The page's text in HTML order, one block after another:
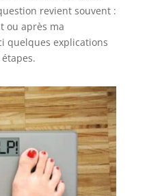
revient souvent :
ou après ma
quelques explications